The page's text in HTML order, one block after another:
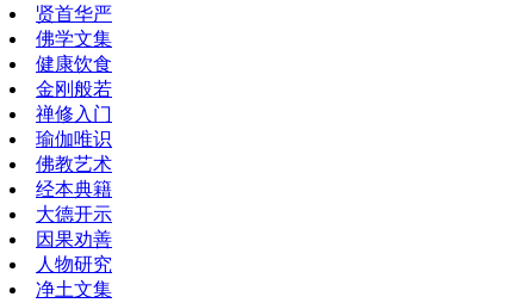
贤首华严
佛学文集
健康饮食
金刚般若
禅修入门
瑜伽唯识
佛教艺术
经本典籍
大德开示
因果劝善
人物研究
净土文集